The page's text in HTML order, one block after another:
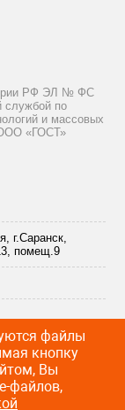
РФ ЭЛ № ФС
службой по
и массовых
«ГОСТ»
г.Саранск,
помещ.9
файлы
кнопку
Вы
файлов,